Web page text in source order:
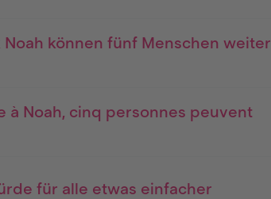
können fünf Menschen weiter
à Noah, cinq personnes peuvent
für alle etwas einfacher